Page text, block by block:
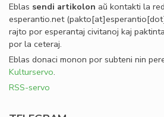
Eblas sendi artikolon aŭ kontakti la
esperantio.net
rajto por esperantaj civitanoj kaj
por la ceteraj.
Eblas donaci monon por subteni nin
Kulturservo.
RSS-servo